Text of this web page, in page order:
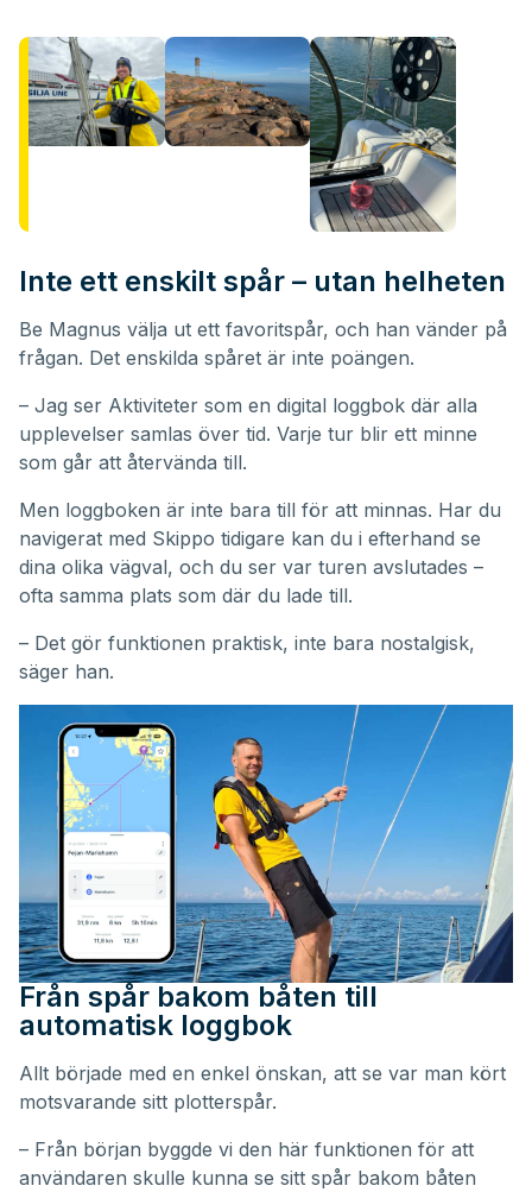
Inte ett enskilt spår – utan helheten
Be Magnus välja ut ett favoritspår, och han vänder på
frågan. Det enskilda spåret är inte poängen.
– Jag ser Aktiviteter som en digital loggbok där alla
upplevelser samlas över tid. Varje tur blir ett minne
som går att återvända till.
Men loggboken är inte bara till för att minnas. Har du
navigerat med Skippo tidigare kan du i efterhand se
dina olika vägval, och du ser var turen avslutades –
ofta samma plats som där du lade till.
– Det gör funktionen praktisk, inte bara nostalgisk,
säger han.
Från spår bakom båten till
automatisk loggbok
Allt började med en enkel önskan, att se var man kört
motsvarande sitt plotterspår.
– Från början byggde vi den här funktionen för att
användaren skulle kunna se sitt spår bakom båten